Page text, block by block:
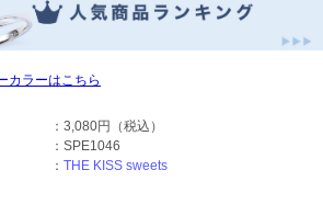
カラーはこちら
： 3,080円
（税込）
： SPE1046
： THE KISS sweets